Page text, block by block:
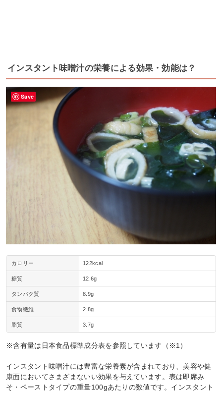
インスタント味噌汁の栄養による効果・効能は？
カロリー 122kcal
糖質 12.6g
タンパク質 8.9g
食物繊維 2.8g
脂質 3.7g
※含有量は日本食品標準成分表を参照しています（※1）
インスタント味噌汁には豊富な栄養素が含まれており、美容や健
康面においてさまざまないい効果を与えています。表は即席み
そ・ペーストタイプの重量100gあたりの数値です。インスタント
Save